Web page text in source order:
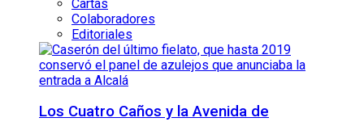
Cartas
Colaboradores
Editoriales
Los Cuatro Caños y la Avenida de